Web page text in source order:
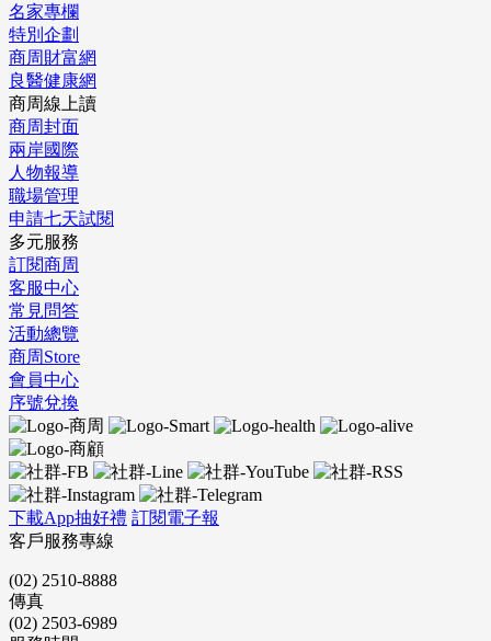
名家專欄
特別企劃
商周財富網
良醫健康網
商周線上讀
商周封面
兩岸國際
人物報導
職場管理
申請七天試閱
多元服務
訂閱商周
客服中心
常見問答
活動總覽
商周Store
會員中心
序號兌換
下載App抽好禮 訂閱電子報
客戶服務專線
(02) 2510-8888
傳真
(02) 2503-6989